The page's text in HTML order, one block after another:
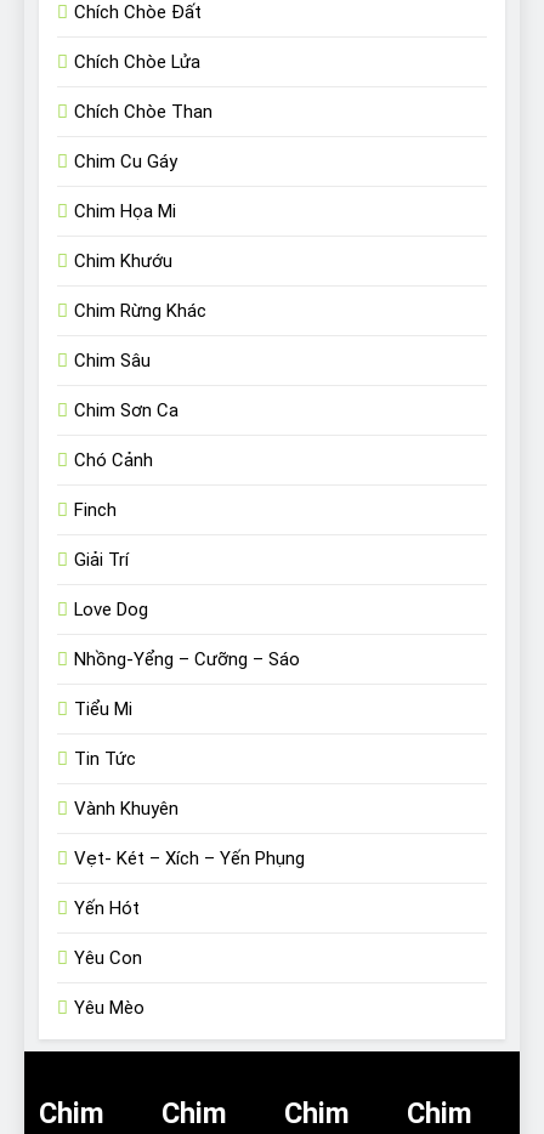
Chích Chòe Đất
Chích Chòe Lửa
Chích Chòe Than
Chim Cu Gáy
Chim Họa Mi
Chim Khướu
Chim Rừng Khác
Chim Sâu
Chim Sơn Ca
Chó Cảnh
Finch
Giải Trí
Love Dog
Nhồng-Yểng – Cưỡng – Sáo
Tiểu Mi
Tin Tức
Vành Khuyên
Vẹt- Két – Xích – Yến Phụng
Yến Hót
Yêu Con
Yêu Mèo
Chim
Chim
Chim
Chim